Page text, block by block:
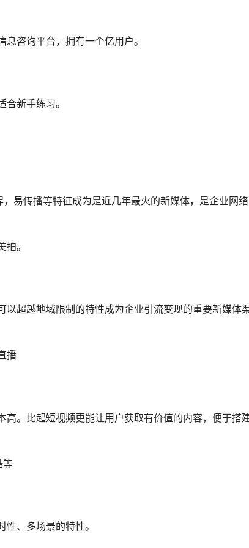
咨询平台，拥有一个亿用户。
新手练习。
易传播等特征成为是近几年最火的新媒体，是企业网
。
超越地域限制的特性成为企业引流变现的重要新媒体
播
。比起短视频更能让用户获取有价值的内容，便于搭
等
、多场景的特性。